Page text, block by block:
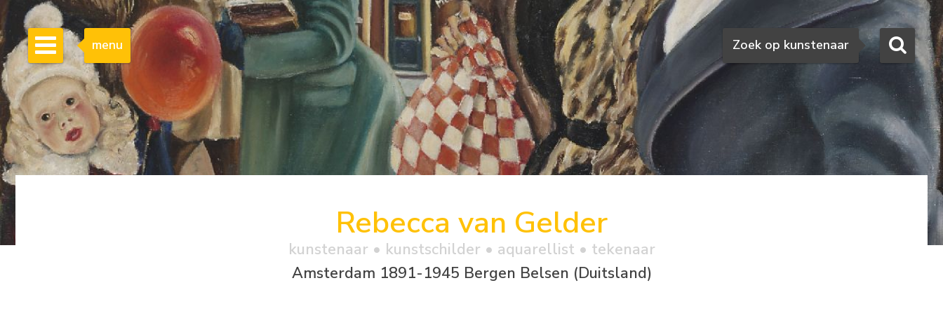
Zoeken
Zoek op kunstenaar
menu
Rebecca van Gelder
kunstenaar • kunstschilder • aquarellist • tekenaar
Amsterdam 1891-1945 Bergen Belsen (Duitsland)